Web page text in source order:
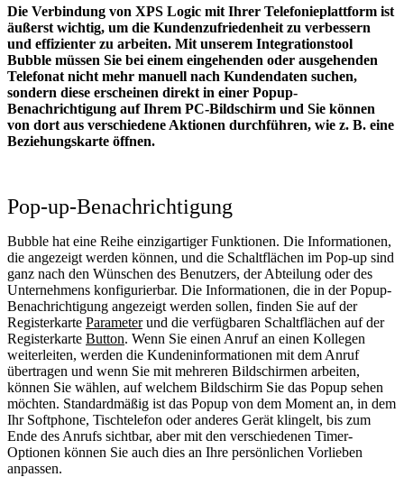
Die Verbindung von XPS Logic mit Ihrer Telefonieplattform ist
äußerst wichtig, um die Kundenzufriedenheit zu verbessern
und effizienter zu arbeiten. Mit unserem Integrationstool
Bubble müssen Sie bei einem eingehenden oder ausgehenden
Telefonat nicht mehr manuell nach Kundendaten suchen,
sondern diese erscheinen direkt in einer Popup-
Benachrichtigung auf Ihrem PC-Bildschirm und Sie können
von dort aus verschiedene Aktionen durchführen, wie z. B. eine
Beziehungskarte öffnen.
Pop-up-Benachrichtigung
Bubble hat eine Reihe einzigartiger Funktionen. Die Informationen,
die angezeigt werden können, und die Schaltflächen im Pop-up sind
ganz nach den Wünschen des Benutzers, der Abteilung oder des
Unternehmens konfigurierbar. Die Informationen, die in der Popup-
Benachrichtigung angezeigt werden sollen, finden Sie auf der
Registerkarte Parameterund die verfügbaren Schaltflächen auf der
Registerkarte Button. Wenn Sie einen Anruf an einen Kollegen
weiterleiten, werden die Kundeninformationen mit dem Anruf
übertragen und wenn Sie mit mehreren Bildschirmen arbeiten,
können Sie wählen, auf welchem Bildschirm Sie das Popup sehen
möchten. Standardmäßig ist das Popup von dem Moment an, in dem
Ihr Softphone, Tischtelefon oder anderes Gerät klingelt, bis zum
Ende des Anrufs sichtbar, aber mit den verschiedenen Timer-
Optionen können Sie auch dies an Ihre persönlichen Vorlieben
anpassen.